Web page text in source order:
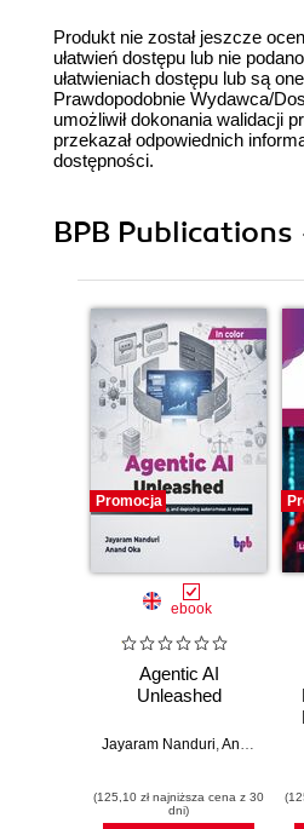
Produkt nie został jeszcze
ułatwień dostępu lub nie
ułatwieniach dostępu lub są
Prawdopodobnie Wydawca/
umożliwił dokonania walidacji
przekazał odpowiednich
dostępności.
BPB
Promocja
ebook
Agentic AI
Unleashed
Jayaram Nanduri Anand Oka
(125,10 zł najniższa cena z 30
dni)